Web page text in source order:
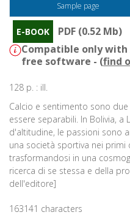
Sample page
E-BOOK
PDF (0.52 Mb)
Compatible only with
free software - (find
128 p. : ill.
Calcio e sentimento sono
essere separabili. In Bolivia, a
d'altitudine, le passioni sono
una società sportiva nei primi
trasformandosi in una
ricerca di se stessa e della
dell'editore]
163141 characters